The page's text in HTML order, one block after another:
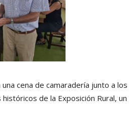
una cena de camaradería junto a
de la Exposición Rural,